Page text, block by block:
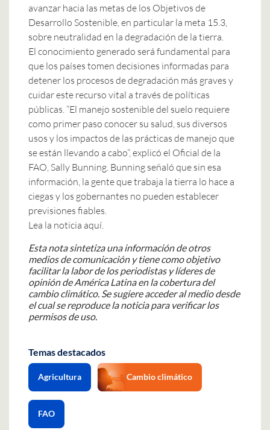
avanzar hacia las metas de los Objetivos de
Desarrollo Sostenible, en particular la meta 15.3,
sobre neutralidad en la degradación de la tierra.
El conocimiento generado será fundamental para
que los países tomen decisiones informadas para
detener los procesos de degradación más graves y
cuidar este recurso vital a través de políticas
públicas. “El manejo sostenible del suelo requiere
como primer paso conocer su salud, sus diversos
usos y los impactos de las prácticas de manejo que
se están llevando a cabo”, explicó el Oficial de la
FAO, Sally Bunning. Bunning señaló que sin esa
información, la gente que trabaja la tierra lo hace a
ciegas y los gobernantes no pueden establecer
previsiones fiables.
Lea la noticia aquí.
Esta nota sintetiza una información de otros
medios de comunicación y tiene como objetivo
facilitar la labor de los periodistas y líderes de
opinión de América Latina en la cobertura del
cambio climático. Se sugiere acceder al medio desde
el cual se reproduce la noticia para verificar los
permisos de uso.
Temas destacados
Agricultura Cambio climático
FAO